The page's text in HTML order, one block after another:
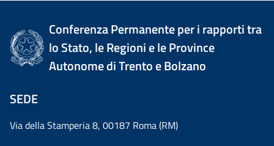
Conferenza Permanente per i rapporti tra
lo Stato, le Regioni e le Province
Autonome di Trento e Bolzano
SEDE
Via della Stamperia 8, 00187 Roma (RM)